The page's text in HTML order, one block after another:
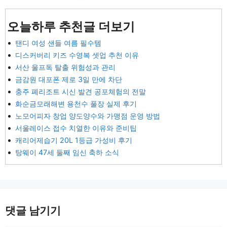
오늘하루 추천글 더보기
탠디 여성 샌들 여름 필수템
디스커버리 키즈 수영복 셋업 추천 이유
서산 울프독 탈출 위험성과 관리
금감원 대포폰 제로 3일 만에 차단
충주 폐리조트 시신 발견 공포체험의 전말
화순금모래해변 용천수 풀장 실제 후기
노모어피자 창업 양도양수와 가맹점 운영 방법
서울레이스 접수 치열한 이유와 준비팁
캐리어제습기 20L 1등급 가성비 후기
탕웨이 47세 둘째 임신 축하 소식
댓글 남기기